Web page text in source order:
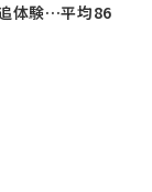
体験…平均86